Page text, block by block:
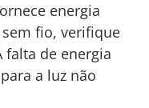
energia
fio, verifique
falta de energia
a luz não